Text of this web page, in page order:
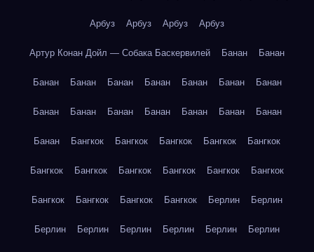
Арбуз Арбуз Арбуз Арбуз
Артур Конан Дойл — Собака Баскервилей Банан Банан
Банан Банан Банан Банан Банан Банан Банан
Банан Банан Банан Банан Банан Банан Банан
Банан Бангкок Бангкок Бангкок Бангкок Бангкок
Бангкок Бангкок Бангкок Бангкок Бангкок Бангкок
Бангкок Бангкок Бангкок Бангкок Берлин Берлин
Берлин Берлин Берлин Берлин Берлин Берлин